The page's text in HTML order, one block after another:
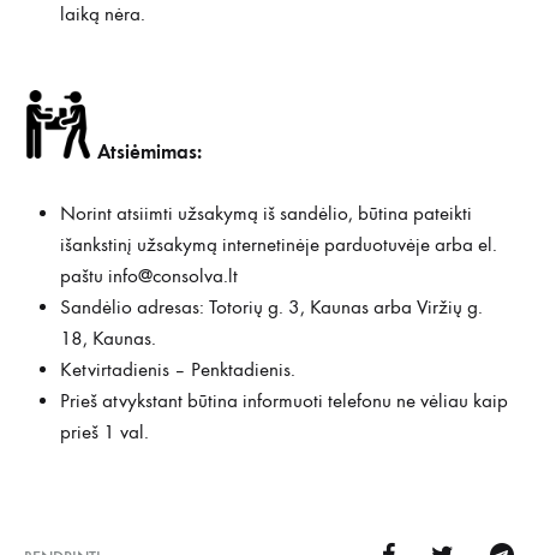
laiką nėra.
Atsiėmimas:
Norint atsiimti užsakymą iš sandėlio, būtina pateikti
išankstinį užsakymą internetinėje parduotuvėje arba el.
paštu info@consolva.lt
Sandėlio adresas: Totorių g. 3, Kaunas arba Viržių g.
18, Kaunas.
Ketvirtadienis – Penktadienis.
Prieš atvykstant būtina informuoti telefonu ne vėliau kaip
prieš 1 val.